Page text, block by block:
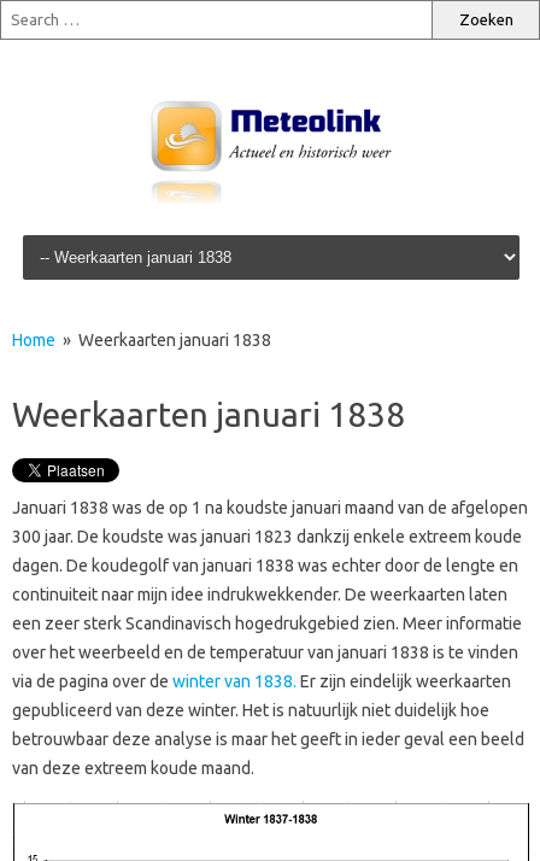
Skip to content
Home » Weerkaarten januari 1838
Weerkaarten januari 1838
Januari 1838 was de op 1 na koudste januari maand van de afgelopen
300 jaar. De koudste was januari 1823 dankzij enkele extreem koude
dagen. De koudegolf van januari 1838 was echter door de lengte en
continuiteit naar mijn idee indrukwekkender. De weerkaarten laten
een zeer sterk Scandinavisch hogedrukgebied zien. Meer informatie
over het weerbeeld en de temperatuur van januari 1838 is te vinden
via de pagina over de winter van 1838. Er zijn eindelijk weerkaarten
gepubliceerd van deze winter. Het is natuurlijk niet duidelijk hoe
betrouwbaar deze analyse is maar het geeft in ieder geval een beeld
van deze extreem koude maand.